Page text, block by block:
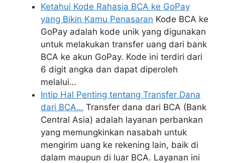
Ketahui Kode Rahasia BCA ke GoPay
yang Bikin Kamu Penasaran Kode BCA ke
GoPay adalah kode unik yang digunakan
untuk melakukan transfer uang dari bank
BCA ke akun GoPay. Kode ini terdiri dari
6 digit angka dan dapat diperoleh
melalui…
Intip Hal Penting tentang Transfer Dana
dari BCA… Transfer dana dari BCA (Bank
Central Asia) adalah layanan perbankan
yang memungkinkan nasabah untuk
mengirim uang ke rekening lain, baik di
dalam maupun di luar BCA. Layanan ini